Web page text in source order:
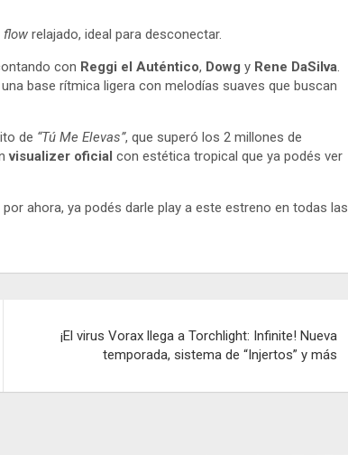
flow relajado, ideal para desconectar.
con Reggi el Auténtico, Dowg y Rene DaSilva.
base rítmica ligera con melodías suaves que buscan
de “Tú Me Elevas”, que superó los 2 millones de
visualizer oficial con estética tropical que ya podés ver
ahora, ya podés darle play a este estreno en todas las
¡El virus Vorax llega a Torchlight: Infinite! Nueva
temporada, sistema de “Injertos” y más